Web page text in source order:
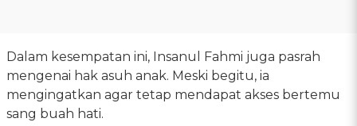
Dalam kesempatan ini, Insanul Fahmi juga pasrah
mengenai hak asuh anak. Meski begitu, ia
mengingatkan agar tetap mendapat akses bertemu
sang buah hati.